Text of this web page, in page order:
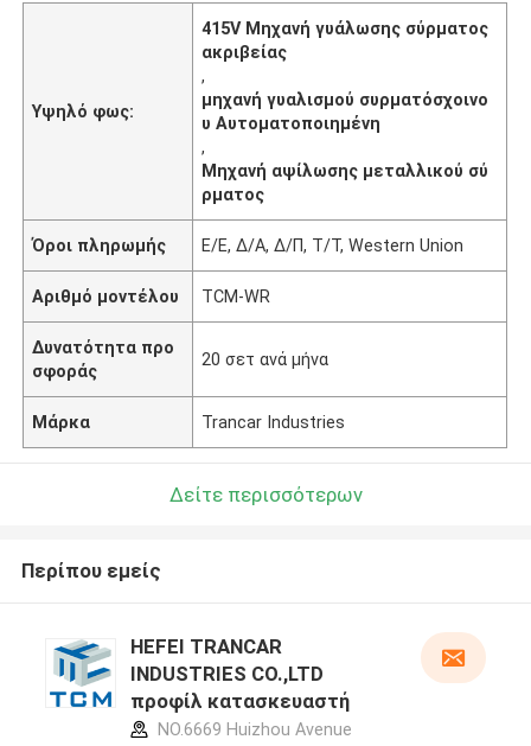
Υψηλό φως:
415V Μηχανή γυάλωσης σύρματος
ακριβείας
,
μηχανή γυαλισμού συρματόσχοινο
υ Αυτοματοποιημένη
,
Μηχανή αψίλωσης μεταλλικού σύ
ρματος
Όροι πληρωμής Ε/Ε, Δ/Α, Δ/Π, Τ/Τ, Western Union
Αριθμό μοντέλου TCM-WR
Δυνατότητα προ
σφοράς
20 σετ ανά μήνα
Μάρκα Trancar Industries
Δείτε περισσότερων
Περίπου εμείς
HEFEI TRANCAR
INDUSTRIES CO.,LTD
προφίλ κατασκευαστή
NO.6669 Huizhou Avenue